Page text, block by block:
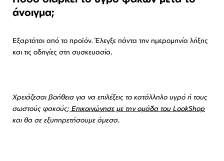
άνοιγμα;
Εξαρτάται από το προϊόν. Έλεγξε πάντα την ημερομηνία λήξης
και τις οδηγίες στη συσκευασία.
Χρειάζεσαι βοήθεια για να επιλέξεις το κατάλληλο υγρό ή τους
σωστούς φακούς; Επικοινώνησε με την ομάδα του LookShop
και θα σε εξυπηρετήσουμε άμεσα.